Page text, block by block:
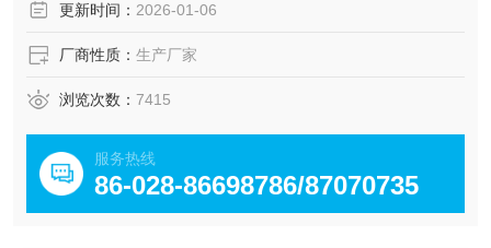
循环系统，有效保证了成品水的水质，不会产生 “死水"现
更新时间： 2026-01-06
厂商性质： 生产厂家
浏览次数： 7415
服务热线
86-028-86698786/87070735